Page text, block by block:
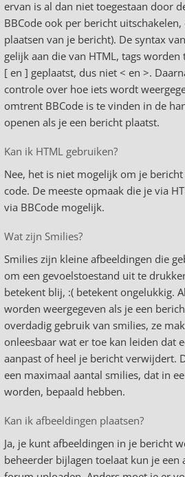
ervan is al dan niet toegestaan door
BBCode ook per bericht
plaatsen van je bericht). De syntax
gelijk aan die van HTML, tags
[ en ] geplaatst, dus niet < en >.
controle over hoe iets wordt
omtrent BBCode is te vinden in de
openen als je een bericht plaatst.
Kan ik HTML gebruiken?
Nee, het is niet mogelijk om je
code. De meeste opmaak die je via
via BBCode mogelijk.
Wat zijn Smilies?
Smilies zijn kleine afbeeldingen die
om een gevoelstoestand uit te
betekent blij, :( betekent ongelukkig.
worden weergegeven als je een
overdadig gebruik van smilies, ze
onleesbaar wat er toe kan leiden dat
aanpast of heel je bericht verwijdert.
een maximaal aantal smilies, dat in
worden, bepaald hebben.
Kan ik afbeeldingen plaatsen?
Ja, je kunt afbeeldingen in je bericht
beheerder bijlagen toelaat kun je een